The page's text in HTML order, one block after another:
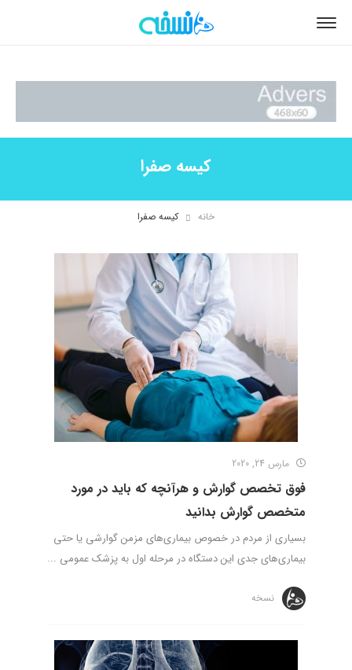
کیسه صفرا
خانه کیسه صفرا
مارس 24, 2020
فوق تخصص گوارش و هرآنچه که باید در مورد
متخصص گوارش بدانید
بسیاری از مردم در خصوص بیماری‌های مزمن گوارشی یا حتی
بیماری‌های جدی این دستگاه در مرحله اول به پزشک عمومی ...
نسخه